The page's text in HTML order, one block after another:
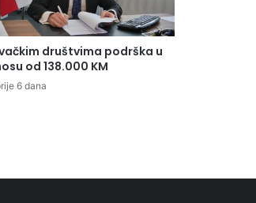
društvima podrška u
od 138.000 KM
6 dana